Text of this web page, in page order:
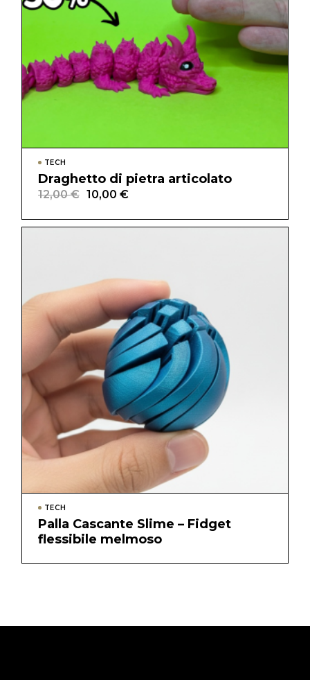
TECH
Draghetto di pietra articolato
12,00€
Il
originale
era:
10,00 €
Il
attuale
è:
TECH
Palla Cascante Slime – Fidget
flessibile melmoso